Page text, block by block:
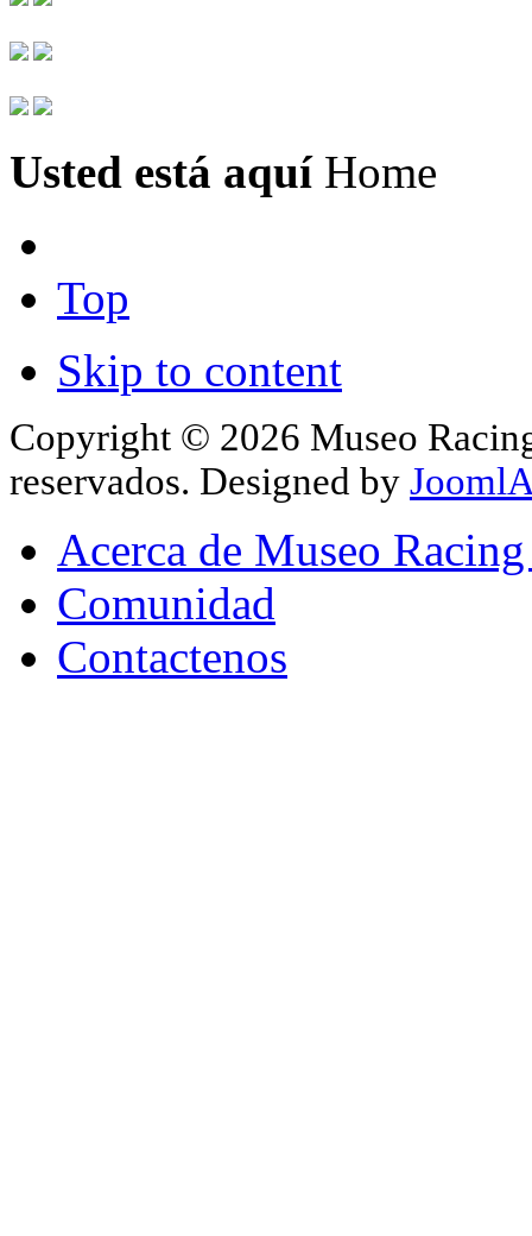
Usted está aquí Home
Top
Skip to content
Copyright © 2026 Museo
reservados. Designed by
Acerca de Museo
Comunidad
Contactenos